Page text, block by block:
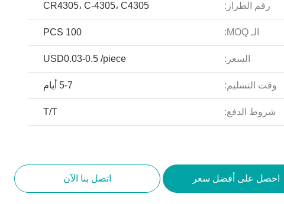
رقم الطراز: CR4305، C-4305، C4305
الـ MOQ: 100 PCS
السعر: USD0.03-0.5 /piece
وقت التسليم: 5-7 أيام
شروط الدفع: T/T
احصل على أفضل سعر اتصل بنا الآن